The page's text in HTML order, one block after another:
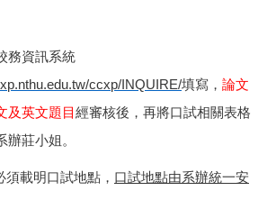
務資訊系統
ccxp/INQUIRE/填寫， 論文
及英文題目 經審核後，再將口試相關表格
辦莊小姐。
須載明口試地點， 口試地點由系辦統一安